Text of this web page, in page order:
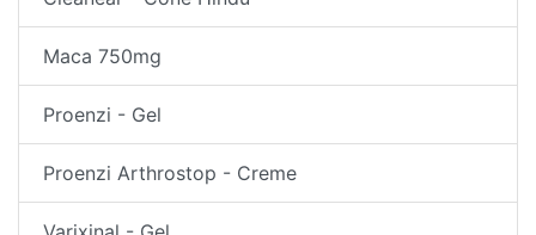
Maca 750mg
Proenzi - Gel
Proenzi Arthrostop - Creme